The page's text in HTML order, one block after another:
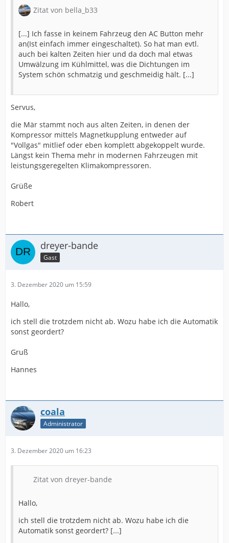
Zitat von bella_b33
[...] Ich fasse in keinem Fahrzeug den AC Button mehr
an(Ist einfach immer eingeschaltet). So hat man evtl.
auch bei kalten Zeiten hier und da doch mal etwas
Umwälzung im Kühlmittel, was die Dichtungen im
System schön schmatzig und geschmeidig hält. [...]
Servus,
die Mär stammt noch aus alten Zeiten, in denen der
Kompressor mittels Magnetkupplung entweder auf
"Vollgas" mitlief oder eben komplett abgekoppelt wurde.
Längst kein Thema mehr in modernen Fahrzeugen mit
leistungsgeregelten Klimakompressoren.
Grüße
Robert
dreyer-bande
Gast
3. Dezember 2020 um 15:59
Hallo,
ich stell die trotzdem nicht ab. Wozu habe ich die Automatik
sonst geordert?
Gruß
Hannes
coala
Administrator
3. Dezember 2020 um 16:23
Zitat von dreyer-bande
Hallo,
ich stell die trotzdem nicht ab. Wozu habe ich die
Automatik sonst geordert? [...]